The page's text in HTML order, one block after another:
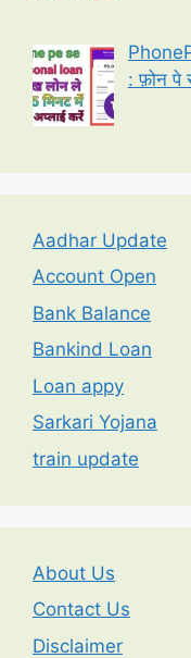
: फ़ोन पे
Aadhar Update
Account Open
Bank Balance
Bankind Loan
Loan appy
Sarkari Yojana
train update
About Us
Contact Us
Disclaimer